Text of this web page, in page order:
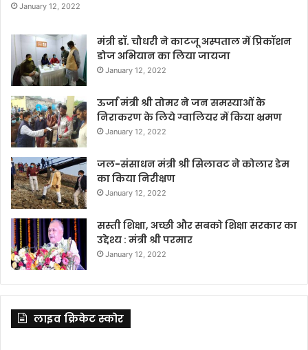
January 12, 2022
मंत्री डॉ. चौधरी ने काटजू अस्पताल में प्रिकॉशन
डोज अभियान का लिया जायजा
January 12, 2022
ऊर्जा मंत्री श्री तोमर ने जन समस्याओं के
निराकरण के लिये ग्वालियर में किया भ्रमण
January 12, 2022
जल-संसाधन मंत्री श्री सिलावट ने कोलार डेम
का किया निरीक्षण
January 12, 2022
सस्ती शिक्षा, अच्छी और सबको शिक्षा सरकार का
उद्देश्य : मंत्री श्री परमार
January 12, 2022
लाइव क्रिकेट स्कोर